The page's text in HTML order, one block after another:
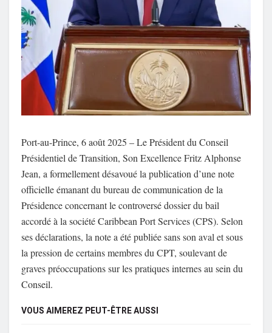
Port-au-Prince, 6 août 2025 – Le Président du Conseil
Présidentiel de Transition, Son Excellence Fritz Alphonse
Jean, a formellement désavoué la publication d’une note
officielle émanant du bureau de communication de la
Présidence concernant le controversé dossier du bail
accordé à la société Caribbean Port Services (CPS). Selon
ses déclarations, la note a été publiée sans son aval et sous
la pression de certains membres du CPT, soulevant de
graves préoccupations sur les pratiques internes au sein du
Conseil.
VOUS AIMEREZ PEUT-ÊTRE AUSSI